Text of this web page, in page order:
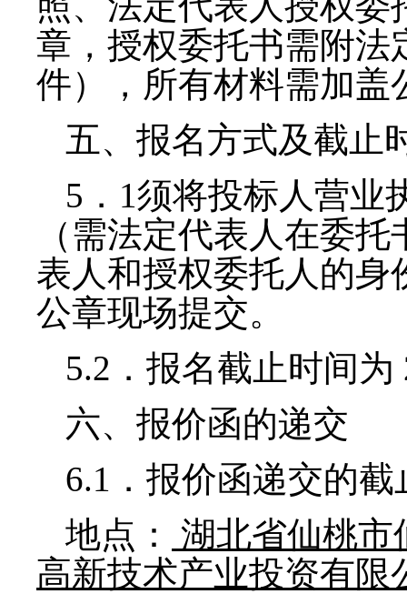
章，授权委托书需附法
件），所有材料需加盖
五、报名方式及截
5 ． 1须将投标人营业
（需法定代表人在委
表人和授权委托人的身
公章现场提交。
5.2 ．报名截止时间为
六、报价函的递交
6.1 ．报价函递交的
地点：
湖北省仙桃市
高新技术产业投资有限